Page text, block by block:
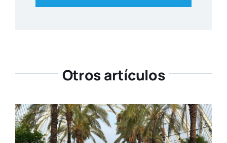
Otros artículos